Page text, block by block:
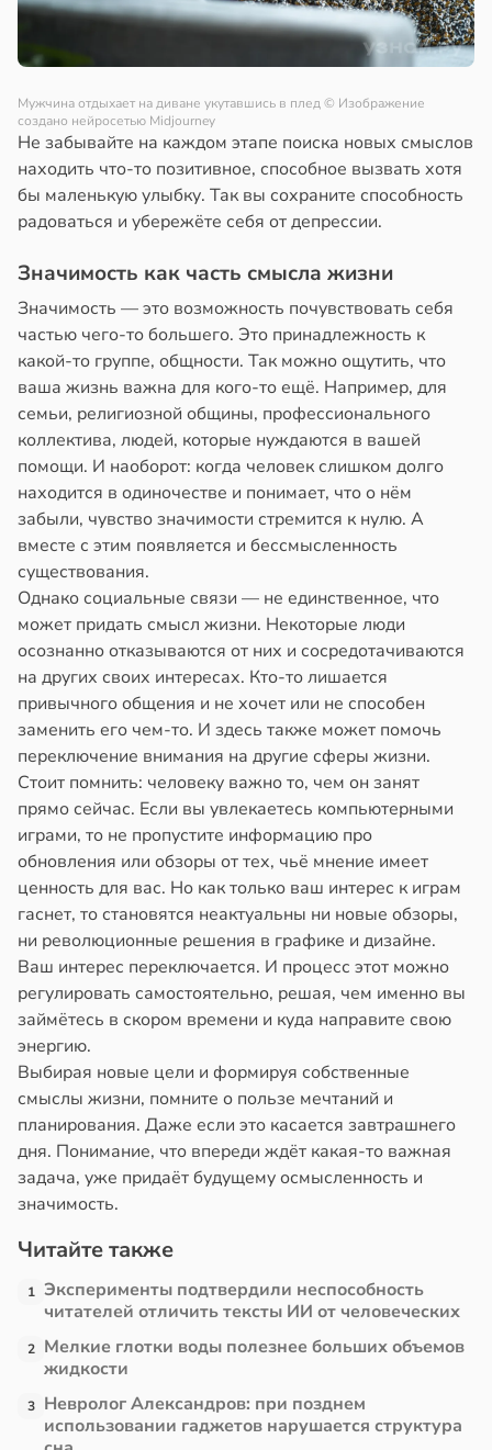
Мужчина отдыхает на диване укутавшись в плед© Изображение
создано нейросетью Midjourney
Не забывайте на каждом этапе поиска новых смыслов
находить что-то позитивное, способное вызвать хотя
бы маленькую улыбку. Так вы сохраните способность
радоваться и убережёте себя от депрессии.
Значимость как часть смысла жизни
Значимость — это возможность почувствовать себя
частью чего-то большего. Это принадлежность к
какой-то группе, общности. Так можно ощутить, что
ваша жизнь важна для кого-то ещё. Например, для
семьи, религиозной общины, профессионального
коллектива, людей, которые нуждаются в вашей
помощи. И наоборот: когда человек слишком долго
находится в одиночестве и понимает, что о нём
забыли, чувство значимости стремится к нулю. А
вместе с этим появляется и бессмысленность
существования.
Однако социальные связи — не единственное, что
может придать смысл жизни. Некоторые люди
осознанно отказываются от них и сосредотачиваются
на других своих интересах. Кто-то лишается
привычного общения и не хочет или не способен
заменить его чем-то. И здесь также может помочь
переключение внимания на другие сферы жизни.
Стоит помнить: человеку важно то, чем он занят
прямо сейчас. Если вы увлекаетесь компьютерными
играми, то не пропустите информацию про
обновления или обзоры от тех, чьё мнение имеет
ценность для вас. Но как только ваш интерес к играм
гаснет, то становятся неактуальны ни новые обзоры,
ни революционные решения в графике и дизайне.
Ваш интерес переключается. И процесс этот можно
регулировать самостоятельно, решая, чем именно вы
займётесь в скором времени и куда направите свою
энергию.
Выбирая новые цели и формируя собственные
смыслы жизни, помните о пользе мечтаний и
планирования. Даже если это касается завтрашнего
дня. Понимание, что впереди ждёт какая-то важная
задача, уже придаёт будущему осмысленность и
значимость.
Читайте также
1 Эксперименты подтвердили неспособность
читателей отличить тексты ИИ от человеческих
2 Мелкие глотки воды полезнее больших объемов
жидкости
3 Невролог Александров: при позднем
использовании гаджетов нарушается структура